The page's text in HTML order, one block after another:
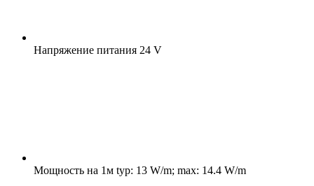
Напряжение питания 24 V
Мощность на 1м typ: 13 W/m; max: 14.4 W/m